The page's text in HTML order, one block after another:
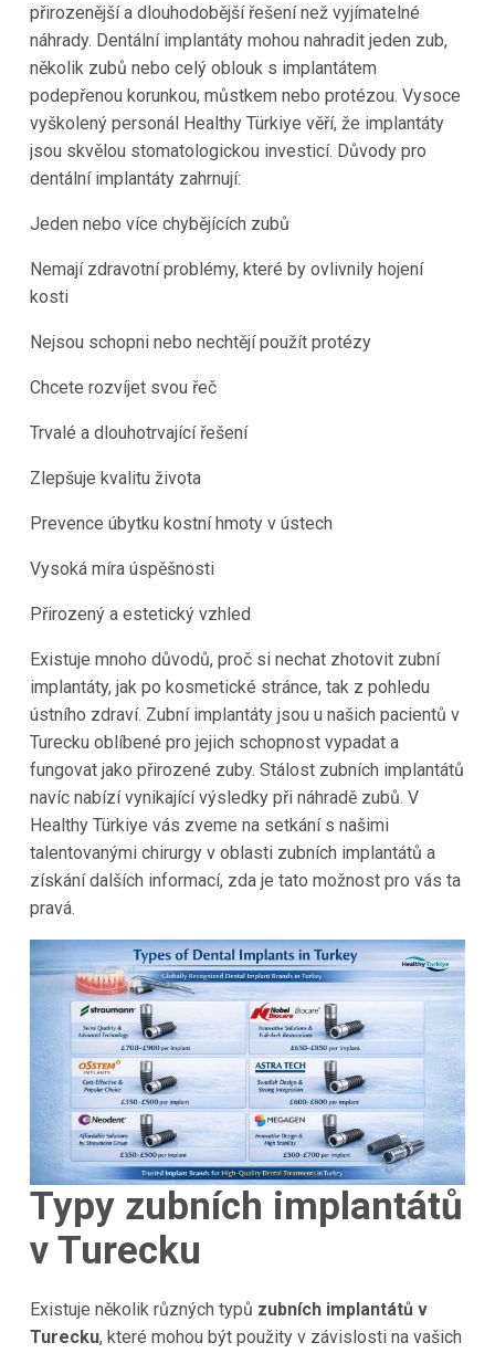
přirozenější a dlouhodobější řešení než vyjímatelné
náhrady. Dentální implantáty mohou nahradit jeden zub,
několik zubů nebo celý oblouk s implantátem
podepřenou korunkou, můstkem nebo protézou. Vysoce
vyškolený personál Healthy Türkiye věří, že implantáty
jsou skvělou stomatologickou investicí. Důvody pro
dentální implantáty zahrnují:
Jeden nebo více chybějících zubů
Nemají zdravotní problémy, které by ovlivnily hojení
kosti
Nejsou schopni nebo nechtějí použít protézy
Chcete rozvíjet svou řeč
Trvalé a dlouhotrvající řešení
Zlepšuje kvalitu života
Prevence úbytku kostní hmoty v ústech
Vysoká míra úspěšnosti
Přirozený a estetický vzhled
Existuje mnoho důvodů, proč si nechat zhotovit zubní
implantáty, jak po kosmetické stránce, tak z pohledu
ústního zdraví. Zubní implantáty jsou u našich pacientů v
Turecku oblíbené pro jejich schopnost vypadat a
fungovat jako přirozené zuby. Stálost zubních implantátů
navíc nabízí vynikající výsledky při náhradě zubů. V
Healthy Türkiye vás zveme na setkání s našimi
talentovanými chirurgy v oblasti zubních implantátů a
získání dalších informací, zda je tato možnost pro vás ta
pravá.
Typy zubních implantátů
v Turecku
Existuje několik různých typů zubních implantátů v
Turecku, které mohou být použity v závislosti na vašich